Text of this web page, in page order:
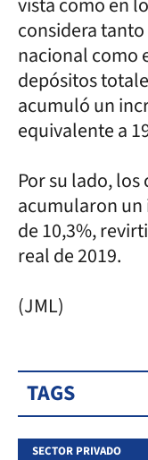
considera
nacional como
depósitos
acumuló un
equivalente a
Por su lado,
acumularon
de 10,3%,
real de 2019.
(JML)
TAGS
SECTOR PRIVADO